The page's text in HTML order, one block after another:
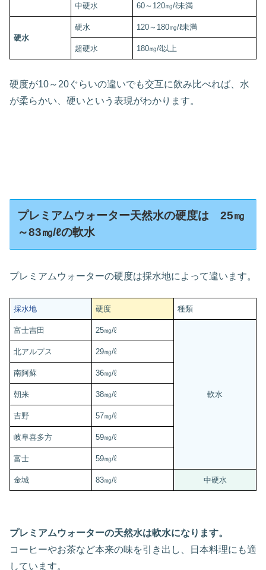
中硬水 60～120㎎/ℓ未満
硬水
硬水 120～180㎎/ℓ未満
超硬水 180㎎/ℓ以上
硬度が10～20ぐらいの違いでも交互に飲み比べれば、水
が柔らかい、硬いという表現がわかります。
プレミアムウォーター天然水の硬度は 25㎎
～83㎎/ℓの軟水
プレミアムウォーターの硬度は採水地によって違います。
採水地 硬度 種類
富士吉田 25㎎/ℓ
軟水
北アルプス 29㎎/ℓ
南阿蘇 36㎎/ℓ
朝来 38㎎/ℓ
吉野 57㎎/ℓ
岐阜喜多方 59㎎/ℓ
富士 59㎎/ℓ
金城 83㎎/ℓ 中硬水
プレミアムウォーターの天然水は軟水になります。
コーヒーやお茶など本来の味を引き出し、日本料理にも適
しています。